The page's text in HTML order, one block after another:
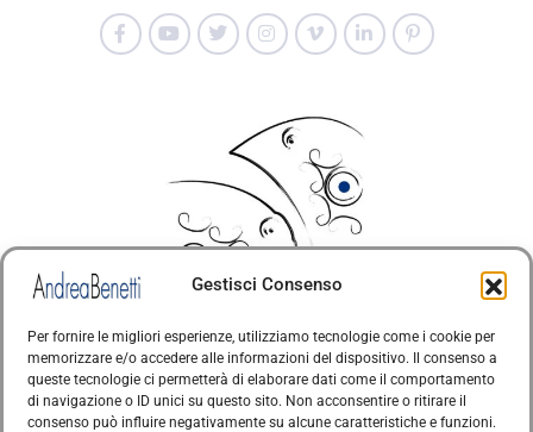
Gestisci Consenso
Per fornire le migliori esperienze, utilizziamo tecnologie come i cookie per
memorizzare e/o accedere alle informazioni del dispositivo. Il consenso a
queste tecnologie ci permetterà di elaborare dati come il comportamento
di navigazione o ID unici su questo sito. Non acconsentire o ritirare il
consenso può influire negativamente su alcune caratteristiche e funzioni.
© Copyright · Tutti i diritti riservati 2006 > 2025 · Arte
Contemporanea Italiana·Cookie Policy